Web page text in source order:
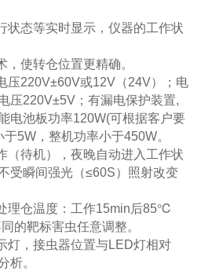
状态等实时显示，仪器的工作状
使转仓位置更精确。
压220V±60V或12V（24V）；电
压220V±5V；有漏电保护装置,
电池板功率120W(可根据客户要
5W，整机功率小于450W。
（待机），夜晚自动进入工作状
受瞬间强光（≤60S）照射改变
理仓温度：工作15min后85℃
的靶标害虫任意调整。
灯，接虫器位置与LED灯相对
析。